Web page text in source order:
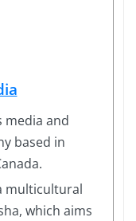
media and
based in
multicultural
which aims